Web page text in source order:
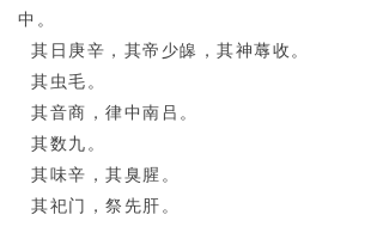
中。
其日庚辛，其帝少皞，其神蓐收。
其虫毛。
其音商，律中南吕。
其数九。
其味辛，其臭腥。
其祀门，祭先肝。